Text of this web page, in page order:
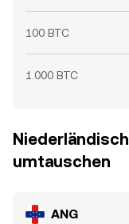
100 BTC
1.000 BTC
umtauschen
ANG